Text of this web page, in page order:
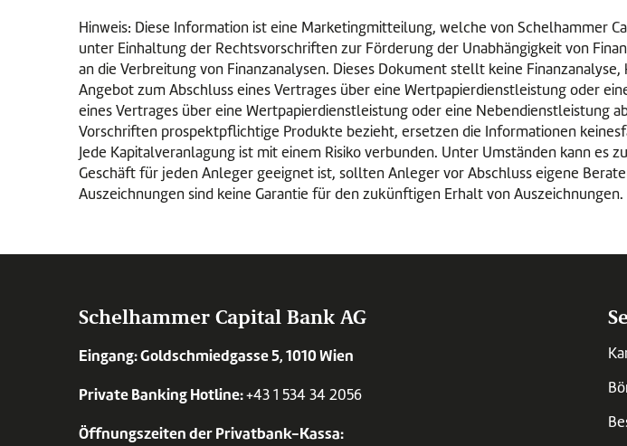
Hinweis: Diese Information ist eine Marketingmitteilung, welche von Schelhammer
unter Einhaltung der Rechtsvorschriften zur Förderung der Unabhängigkeit von
an die Verbreitung von Finanzanalysen. Dieses Dokument stellt keine
Angebot zum Abschluss eines Vertrages über eine Wertpapierdienstleistung oder
eines Vertrages über eine Wertpapierdienstleistung oder eine Nebendienstleistung
Vorschriften prospektpflichtige Produkte bezieht, ersetzen die Informationen
Jede Kapitalveranlagung ist mit einem Risiko verbunden. Unter Umständen kann
Geschäft für jeden Anleger geeignet ist, sollten Anleger vor Abschluss eigene
Auszeichnungen sind keine Garantie für den zukünftigen Erhalt von Auszeichnungen.
Schelhammer Capital Bank AG
Eingang: Goldschmiedgasse 5, 1010 Wien
Private Banking Hotline:+43 1 534 34 2056
Öffnungszeiten der Privatbank-Kassa: